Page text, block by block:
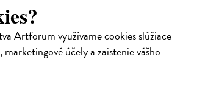
Artforum využívame cookies slúžiace
účely a zaistenie vášho